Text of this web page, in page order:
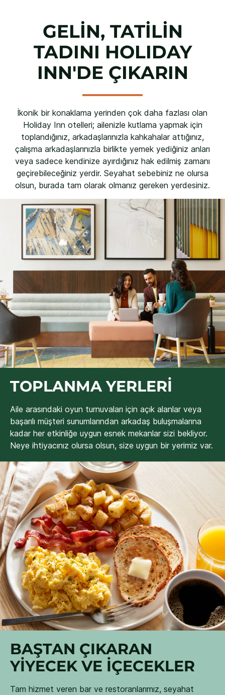
GELİN, TATİLİN
TADINI HOLIDAY
INN'DE ÇIKARIN
İkonik bir konaklama yerinden çok daha fazlası olan
Holiday Inn otelleri; ailenizle kutlama yapmak için
toplandığınız, arkadaşlarınızla kahkahalar attığınız,
çalışma arkadaşlarınızla birlikte yemek yediğiniz anları
veya sadece kendinize ayırdığınız hak edilmiş zamanı
geçirebileceğiniz yerdir. Seyahat sebebiniz ne olursa
olsun, burada tam olarak olmanız gereken yerdesiniz.
TOPLANMA YERLERI
Aile arasındaki oyun turnuvaları için açık alanlar veya
başarılı müşteri sunumlarından arkadaş buluşmalarına
kadar her etkinliğe uygun esnek mekanlar sizi bekliyor.
Neye ihtiyacınız olursa olsun, size uygun bir yerimiz var.
BAŞTAN ÇIKARAN
YİYECEK VE İÇECEKLER
Tam hizmet veren bar ve restoranlarımız, seyahat